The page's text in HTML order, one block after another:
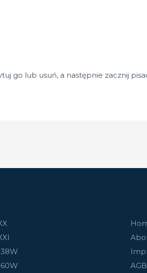
go lub usuń, a następnie zacznij
AGB